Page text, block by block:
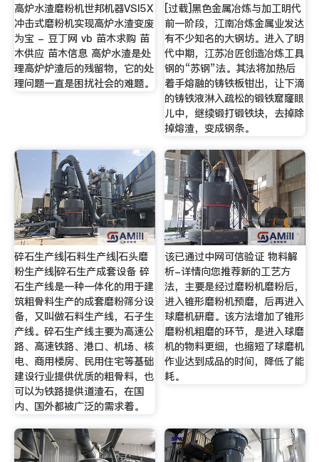
高炉水渣磨粉机世邦机器VSI5X
冲击式磨粉机实现高炉水渣变废
为宝 - 豆丁网 vb 苗木求购 苗
木供应 苗木信息 高炉水渣是处
理高炉炉渣后的残留物，它的处
理问题一直是困扰社会的难题。
[过载]黑色金属冶炼与加工明代
前一阶段，江南冶炼金属业发达
有不少知名的大钢坊。进入了明
代中期，江苏冶匠创造冶炼工具
钢的“苏钢”法。其法将加热后
着手熔融的铸铁板钳出，让下滴
的铸铁液淋入疏松的锻铁窟窿眼
儿中，继续锻打锻铁块，去掉除
掉熔渣，变成钢条。
碎石生产线|石料生产线|石头磨
粉生产线|碎石生产成套设备 碎
石生产线是一种一体化的用于建
筑粗骨料生产的成套磨粉筛分设
备，又叫做石料生产线，石子生
产线。碎石生产线主要为高速公
路、高速铁路、港口、机场、核
电、商用楼房、民用住宅等基础
建设行业提供优质的粗骨料，也
可以为铁路提供道渣石，在国
内、国外都被广泛的需求着。
该已通过中网可信验证 物料解
析-详情向您推荐新的工艺方
法，主要是经过磨粉机磨粉后，
进入锥形磨粉机预磨，后再进入
球磨机研磨。该方法增加了锥形
磨粉机粗磨的环节，是进入球磨
机的物料更细，也缩短了球磨机
作业达到成品的时间，降低了能
耗。